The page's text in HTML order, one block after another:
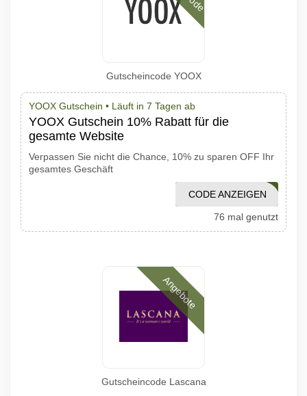
Gutscheincode YOOX
YOOX Gutschein • Läuft in 7 Tagen ab
YOOX Gutschein 10% Rabatt für die
gesamte Website
Verpassen Sie nicht die Chance, 10% zu sparen OFF Ihr
gesamtes Geschäft
WELCOME4YOU
CODE ANZEIGEN
76 mal genutzt
Angebote
Gutscheincode Lascana